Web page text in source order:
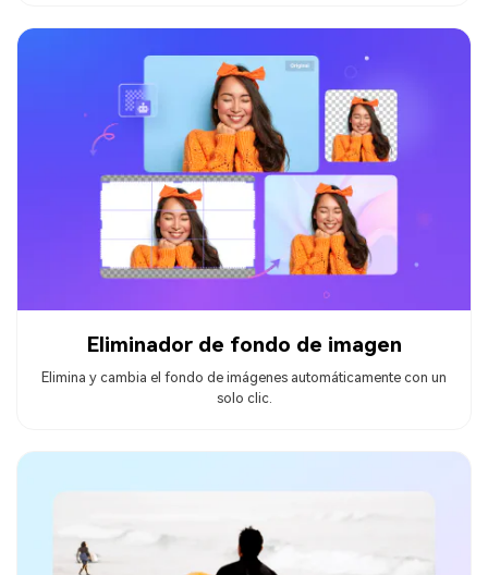
Eliminador de fondo de imagen
Elimina y cambia el fondo de imágenes automáticamente con un
solo clic.